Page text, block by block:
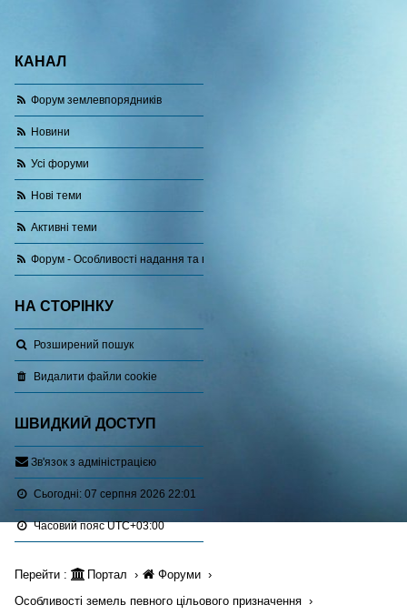
КАНАЛ
Форум землевпорядників
Новини
Усі форуми
Нові теми
Активні теми
Форум - Особливості надання та використання земель
НА СТОРІНКУ
Розширений пошук
Видалити файли cookie
ШВИДКИЙ ДОСТУП
Зв'язок з адміністрацією
Сьогодні: 07 серпня 2026 22:01
Часовий поясUTC+03:00
Перейти : Портал
Форуми
Особливості земель певного цільового призначення